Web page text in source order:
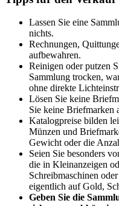
Lassen Sie eine
nichts.
Rechnungen,
aufbewahren.
Reinigen oder putzen
Sammlung trocken,
ohne direkte
Lösen Sie keine
Sie keine Briefmarken
Katalogpreise bilden
Münzen und
Gewicht oder die
Seien Sie besonders
die in Kleinanzeigen
Schreibmaschinen
eigentlich auf Gold,
Geben Sie die